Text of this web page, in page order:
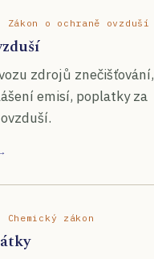
Zákon o ochraně ovzduší
zdrojů znečišťování,
emisí, poplatky za
zákon